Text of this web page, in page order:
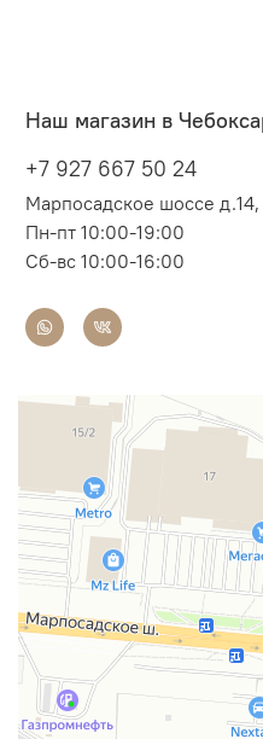
Наш магазин в
+7 927 667 50 24
Марпосадское шоссе
Пн-пт 10:00-19:00
Сб-вс 10:00-16:00